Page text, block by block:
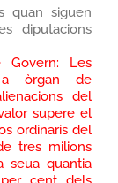
quan siguen
diputacions
Govern: Les
a òrgan de
del
supere el
ordinaris del
tres milions
seua quantia